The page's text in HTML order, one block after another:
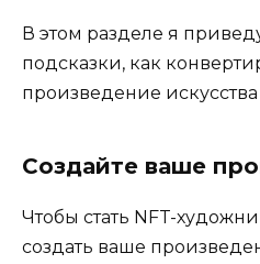
В этом разделе я
подсказки, как
произведение искусства
Создайте ваше
Чтобы стать NFT-
создать ваше